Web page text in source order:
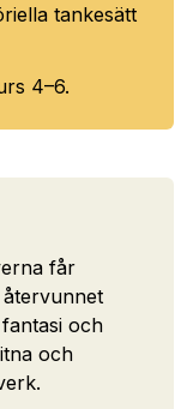
tankesätt
4–6.
får
och
och